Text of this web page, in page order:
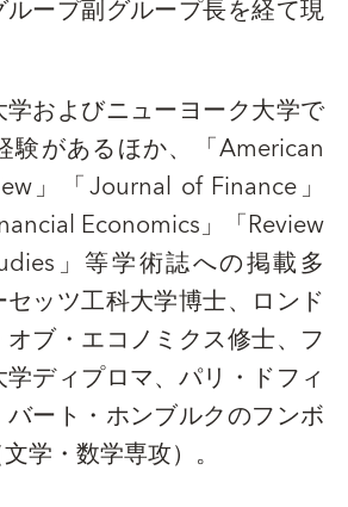
ープ副グループ長を経て現
およびニューヨーク大学で
験があるほか、「American
」「Journal of Finance」
Economics」「Review
」等学術誌への掲載多
ッツ工科大学博士、ロンド
ブ・エコノミクス修士、フ
ディプロマ、パリ・ドフィ
ート・ホンブルクのフンボ
学・数学専攻）。